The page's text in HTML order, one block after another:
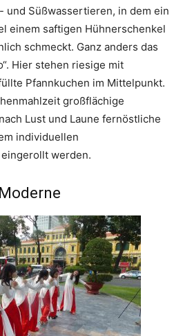
und Süßwassertieren, in dem ein
einem saftigen Hühnerschenkel
schmeckt. Ganz anders das
Hier stehen riesige mit
Pfannkuchen im Mittelpunkt.
großflächige
Lust und Laune fernöstliche
individuellen
werden.